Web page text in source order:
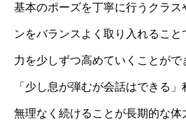
基本のポーズを丁寧に行うクラス
ンをバランスよく取り入れること
力を少しずつ高めていくことがで
「少し息が弾むが会話はできる」
無理なく続けることが長期的な体